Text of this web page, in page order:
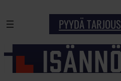
sisältöön
PYYDÄ TARJOUS